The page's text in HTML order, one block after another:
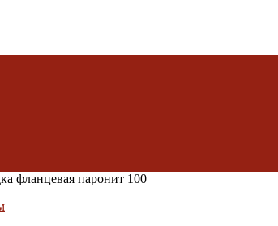
фланцевая паронит 100